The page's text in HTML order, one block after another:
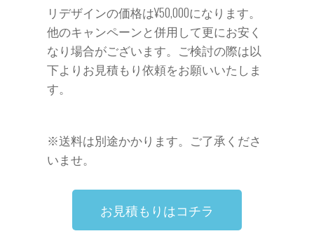
リデザインの価格は¥50,000になります。
他のキャンペーンと併用して更にお安く
なり場合がございます。ご検討の際は以
下よりお見積もり依頼をお願いいたしま
す。
※送料は別途かかります。ご了承くださ
いませ。
お見積もりはコチラ